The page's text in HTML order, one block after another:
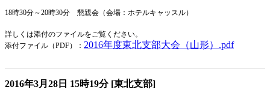
18時30分～20時30分 懇親会（会場：ホテルキャッスル）
詳しくは添付のファイルをご覧ください。
添付ファイル（PDF）： 2016年度東北支部大会（山形）.pdf
2016年3月28日 15時19分 [東北支部]